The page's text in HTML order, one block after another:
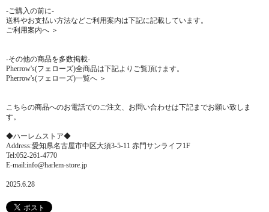
-ご購入の前に-
送料やお支払い方法などご利用案内は下記に記載しています。
ご利用案内へ ＞
-その他の商品を多数掲載-
Pherrow's(フェローズ)全商品は下記よりご覧頂けます。
Pherrow's(フェローズ)一覧へ ＞
こちらの商品へのお電話でのご注文、お問い合わせは下記までお願い致しま
す。
◆ハーレムストア◆
Address:愛知県名古屋市中区大須3-5-11 赤門サンライフ1F
Tel:052-261-4770
E-mail:info@harlem-store.jp
2025.6.28